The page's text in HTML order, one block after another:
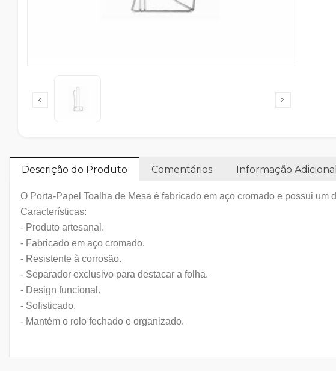
Descrição do Produto Comentários Informação Adicional
O Porta-Papel Toalha de Mesa é fabricado em aço cromado e possui
Características:
- Produto artesanal.
- Fabricado em aço cromado.
- Resistente à corrosão.
- Separador exclusivo para destacar a folha.
- Design funcional.
- Sofisticado.
- Mantém o rolo fechado e organizado.